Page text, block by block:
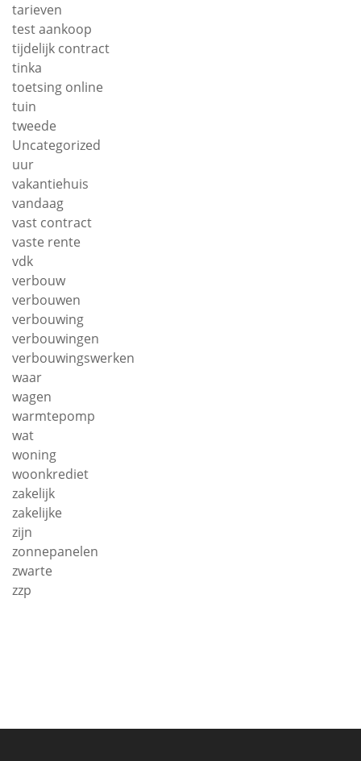
tarieven
test aankoop
tijdelijk contract
tinka
toetsing online
tuin
tweede
Uncategorized
uur
vakantiehuis
vandaag
vast contract
vaste rente
vdk
verbouw
verbouwen
verbouwing
verbouwingen
verbouwingswerken
waar
wagen
warmtepomp
wat
woning
woonkrediet
zakelijk
zakelijke
zijn
zonnepanelen
zwarte
zzp